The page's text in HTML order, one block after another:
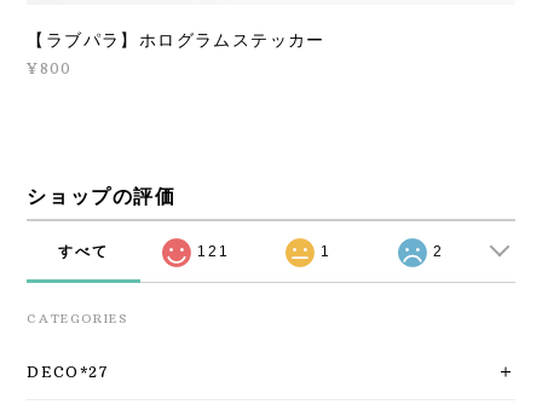
【ラブパラ】ホログラムステッカー
¥800
ショップの評価
すべて 121 1 2
CATEGORIES
DECO*27